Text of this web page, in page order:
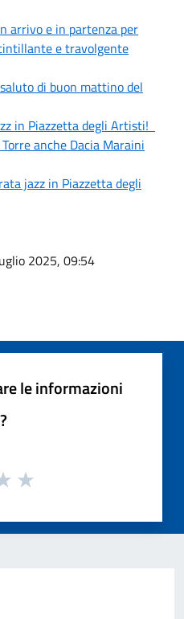
arrivo e in partenza per
e travolgente
di buon mattino del
in Piazzetta degli Artisti!
anche Dacia Maraini
jazz in Piazzetta degli
2025, 09:54
le informazioni